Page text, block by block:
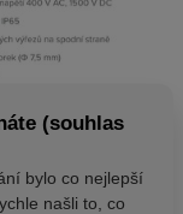
(souhlas
bylo co nejlepší
našli to, co